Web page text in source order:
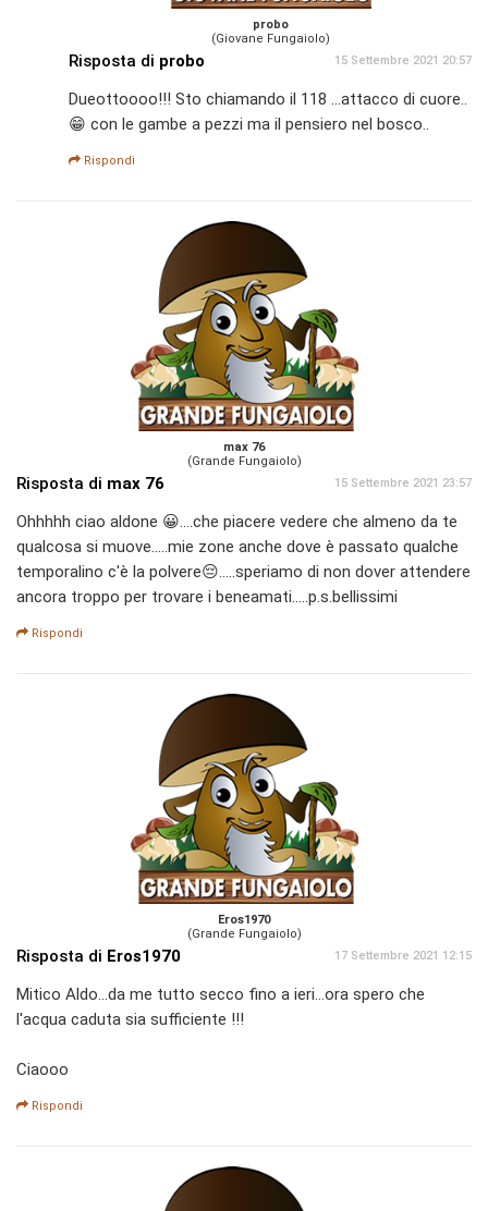
probo
(Giovane Fungaiolo)
Risposta di probo 15 Settembre 2021 20:57
Dueottoooo!!! Sto chiamando il 118 ...attacco di cuore..
😁 con le gambe a pezzi ma il pensiero nel bosco..
Rispondi
max 76
(Grande Fungaiolo)
Risposta di max 76 15 Settembre 2021 23:57
Ohhhhh ciao aldone 😀....che piacere vedere che almeno da te
qualcosa si muove.....mie zone anche dove è passato qualche
temporalino c'è la polvere😔.....speriamo di non dover attendere
ancora troppo per trovare i beneamati.....p.s.bellissimi
Rispondi
Eros1970
(Grande Fungaiolo)
Risposta di Eros1970 17 Settembre 2021 12:15
Mitico Aldo...da me tutto secco fino a ieri...ora spero che
l'acqua caduta sia sufficiente !!!
Ciaooo
Rispondi